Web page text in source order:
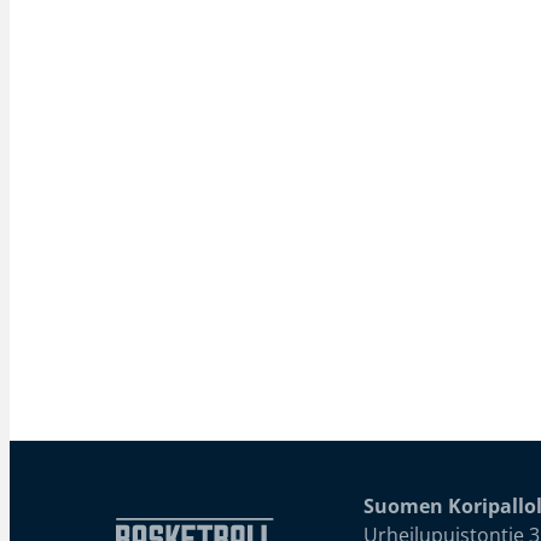
Suomen
Urheilupuistontie 3